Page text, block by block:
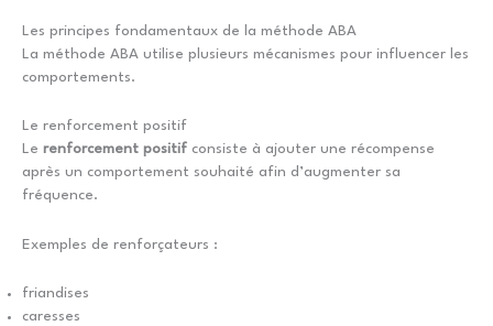
Les principes fondamentaux de la méthode ABA
La méthode ABA utilise plusieurs mécanismes pour influencer les
comportements.
Le renforcement positif
Le renforcement positif consiste à ajouter une récompense
après un comportement souhaité afin d’augmenter sa
fréquence.
Exemples de renforçateurs :
friandises
caresses